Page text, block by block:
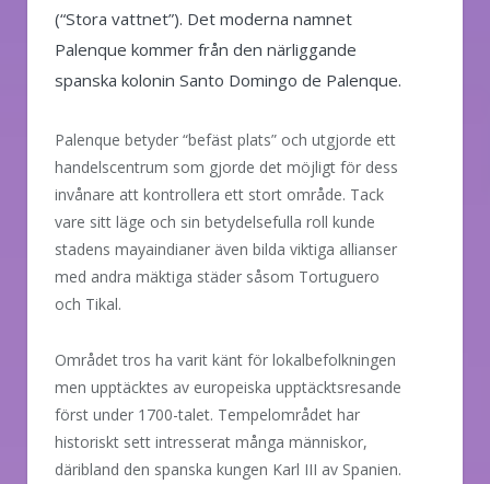
(“Stora vattnet”). Det moderna namnet
Palenque kommer från den närliggande
spanska kolonin Santo Domingo de Palenque.
Palenque betyder “befäst plats” och utgjorde ett
handelscentrum som gjorde det möjligt för dess
invånare att kontrollera ett stort område. Tack
vare sitt läge och sin betydelsefulla roll kunde
stadens mayaindianer även bilda viktiga allianser
med andra mäktiga städer såsom Tortuguero
och Tikal.
Området tros ha varit känt för lokalbefolkningen
men upptäcktes av europeiska upptäcktsresande
först under 1700-talet. Tempelområdet har
historiskt sett intresserat många människor,
däribland den spanska kungen Karl III av Spanien.